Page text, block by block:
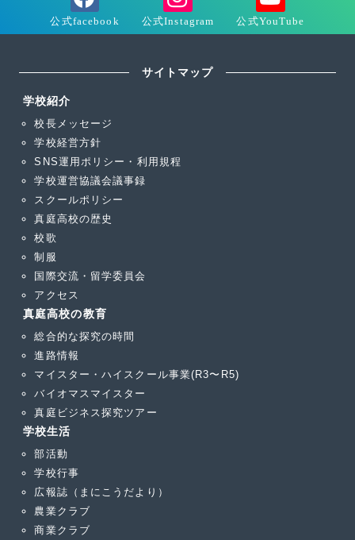
サイトマップ
学校紹介
校長メッセージ
学校経営方針
SNS運用ポリシー・利用規程
学校運営協議会議事録
スクールポリシー
真庭高校の歴史
校歌
制服
国際交流・留学委員会
アクセス
真庭高校の教育
総合的な探究の時間
進路情報
マイスター・ハイスクール事業(R3〜R5)
バイオマスマイスター
真庭ビジネス探究ツアー
学校生活
部活動
学校行事
広報誌（まにこうだより）
農業クラブ
商業クラブ